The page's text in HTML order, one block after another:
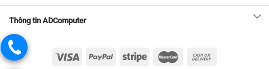
Thông tin ADComputer